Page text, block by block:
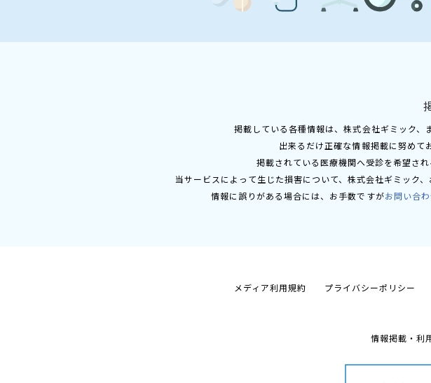
掲載している各種情報は、株式会社ギミック、
出来るだけ正確な情報掲載に努めて
掲載されている医療機関へ受診を希望さ
当サービスによって生じた損害について、株式会社ギミック
情報に誤りがある場合には、お手数ですがお問い合
メディア利用規約 プライバシーポリシー
情報掲載・利